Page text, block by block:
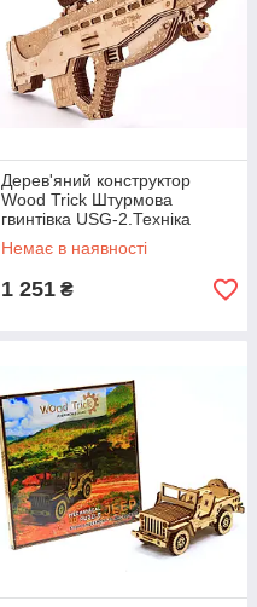
Дерев'яний конструктор
Wood Trick Штурмова
гвинтівка USG-2.Техніка
збірки - 3d пазл
Немає в наявності
1 251 ₴